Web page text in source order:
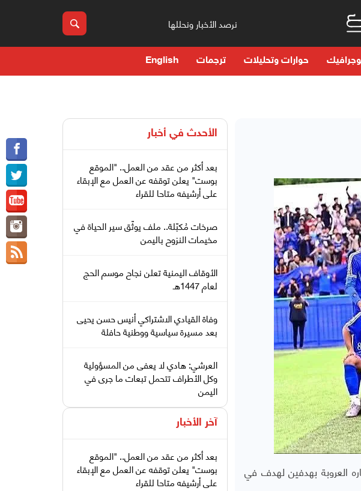
نرصد الأخبار ونحللها
حوارات وتحليلات ترجمات English
العروبة بهدفين لهدف في
الأحدث في أخبار
بعد أكثر من عقد من العمل.. "الموقع
بوست" يعلن توقفه عن العمل مع الإبقاء
على أرشيفه متاحا للقراء
صرخات مُكبّلة.. ملف يوثّق سير الحياة في
مخيمات النزوح باليمن
الأوقاف اليمنية تعلن نجاح موسم الحج
لعام 1447هـ
وفاة القيادي الاشتراكي أنيس حسن يحيى
بعد مسيرة سياسية ووطنية حافلة
العرشي: هادي لا يعفى من المسؤولية
وكل الأطراف تتحمل تبعات ما جرى في
اليمن
آخر الأخبار
بعد أكثر من عقد من العمل.. "الموقع
بوست" يعلن توقفه عن العمل مع الإبقاء
على أرشيفه متاحا للقراء